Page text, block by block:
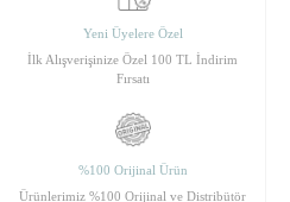
Yeni Üyelere Özel
İlk Alışverişinize Özel 100 TL İndirim
Fırsatı
%100 Orijinal Ürün
Ürünlerimiz %100 Orijinal ve Distribütör